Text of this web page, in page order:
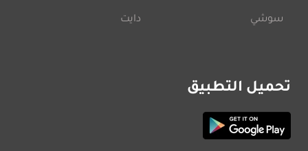
سوشي دايت
تحميل التطبيق